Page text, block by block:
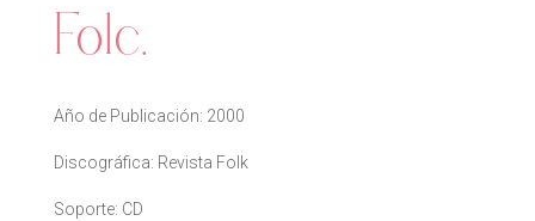
Folc.
Año de Publicación: 2000
Discográfica: Revista Folk
Soporte: CD